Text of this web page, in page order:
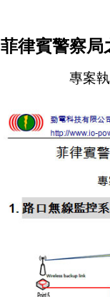
菲律賓警察局
專案